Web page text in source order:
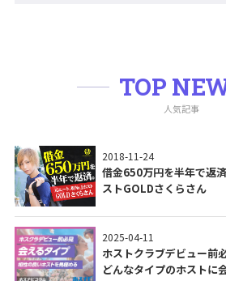
TOP
人気記事
2018-11-24
借金650万円を半年で返
ストGOLDさくらさん
2025-04-11
ホストクラブデビュー前
どんなタイプのホストに